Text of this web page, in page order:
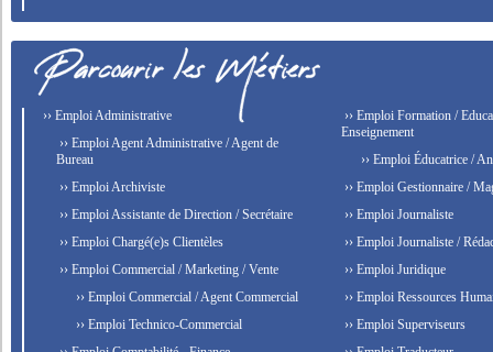
›› Emploi Administrative
›› Emploi Agent Administrative / Agent de
Bureau
›› Emploi Archiviste
›› Emploi Assistante de Direction / Secrétaire
›› Emploi Chargé(e)s Clientèles
›› Emploi Commercial / Marketing / Vente
›› Emploi Commercial / Agent Commercial
›› Emploi Technico-Commercial
›› Emploi Formation /
Enseignement
›› Emploi Éducatrice /
›› Emploi Gestionnaire /
›› Emploi Journaliste
›› Emploi Journaliste /
›› Emploi Juridique
›› Emploi Ressources
›› Emploi Superviseurs